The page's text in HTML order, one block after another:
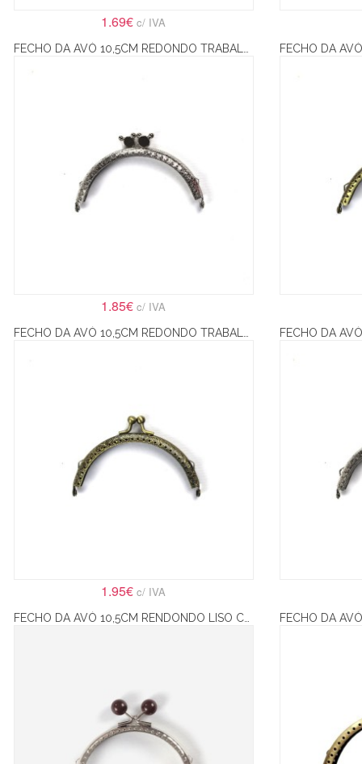
1.69€c/ IVA
1.85€c/ IVA
FECHO DA AVÓ 10,5CM REDONDO TRABALHADO – BRONZE
1.95€c/ IVA